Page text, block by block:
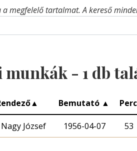
megfelelő tartalmat. A kereső
munkák - 1 db
▲ Bemutató ▲ Perc
Nagy József 1956-04-07 53